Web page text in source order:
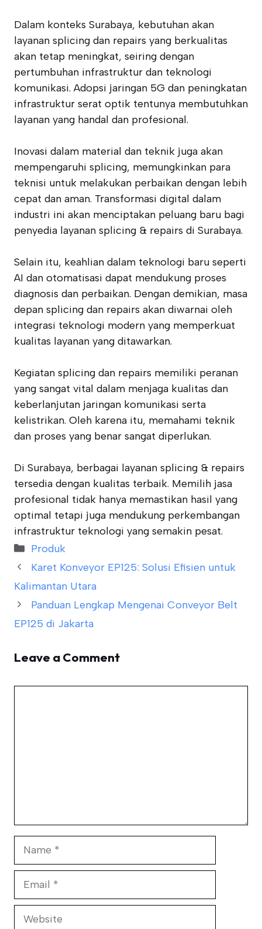
Dalam konteks Surabaya, kebutuhan akan
layanan splicing dan repairs yang berkualitas
akan tetap meningkat, seiring dengan
pertumbuhan infrastruktur dan teknologi
komunikasi. Adopsi jaringan 5G dan peningkatan
infrastruktur serat optik tentunya membutuhkan
layanan yang handal dan profesional.
Inovasi dalam material dan teknik juga akan
mempengaruhi splicing, memungkinkan para
teknisi untuk melakukan perbaikan dengan lebih
cepat dan aman. Transformasi digital dalam
industri ini akan menciptakan peluang baru bagi
penyedia layanan splicing & repairs di Surabaya.
Selain itu, keahlian dalam teknologi baru seperti
AI dan otomatisasi dapat mendukung proses
diagnosis dan perbaikan. Dengan demikian, masa
depan splicing dan repairs akan diwarnai oleh
integrasi teknologi modern yang memperkuat
kualitas layanan yang ditawarkan.
Kegiatan splicing dan repairs memiliki peranan
yang sangat vital dalam menjaga kualitas dan
keberlanjutan jaringan komunikasi serta
kelistrikan. Oleh karena itu, memahami teknik
dan proses yang benar sangat diperlukan.
Di Surabaya, berbagai layanan splicing & repairs
tersedia dengan kualitas terbaik. Memilih jasa
profesional tidak hanya memastikan hasil yang
optimal tetapi juga mendukung perkembangan
infrastruktur teknologi yang semakin pesat.
Categories
Produk
Karet Konveyor EP125: Solusi Efisien untuk
Kalimantan Utara
Panduan Lengkap Mengenai Conveyor Belt
EP125 di Jakarta
Leave a Comment
Website